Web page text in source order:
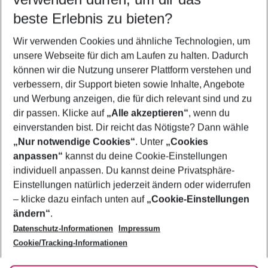
5-8 Nächte
2 Erwachsene Keine Kinder
Mehr Filter anzeigen
Footer
Footer navigation
Über uns
AGB
Bestpreisgarantie
Cookie-Einstellungen ändern
Cookie-Richtlinie
Agenturbetreuung
Barrierefreies Reisen
Folge uns
beste Erlebnis zu bieten?
Wir verwenden Cookies und ähnliche Technologien, um
unsere Webseite für dich am Laufen zu halten. Dadurch
können wir die Nutzung unserer Plattform verstehen und
verbessern, dir Support bieten sowie Inhalte, Angebote
und Werbung anzeigen, die für dich relevant sind und zu
dir passen. Klicke auf „Alle akzeptieren“, wenn du
einverstanden bist. Dir reicht das Nötigste? Dann wähle
„Nur notwendige Cookies“. Unter „Cookies
anpassen“ kannst du deine Cookie-Einstellungen
individuell anpassen. Du kannst deine Privatsphäre-
Einstellungen natürlich jederzeit ändern oder widerrufen
– klicke dazu einfach unten auf „Cookie-Einstellungen
ändern“.
Datenschutz-Informationen
Impressum
Cookie/Tracking-Informationen